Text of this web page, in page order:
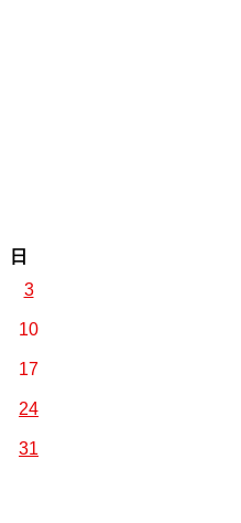
日
3
10
17
24
31